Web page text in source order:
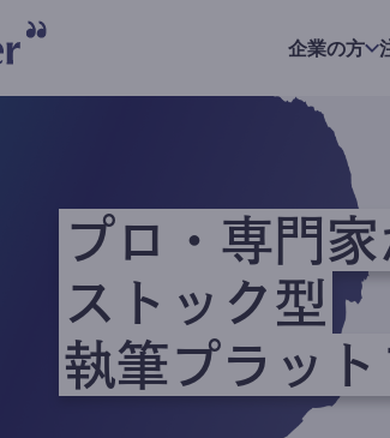
企業の方
プロ・専門家
ストック型
執筆プラッ